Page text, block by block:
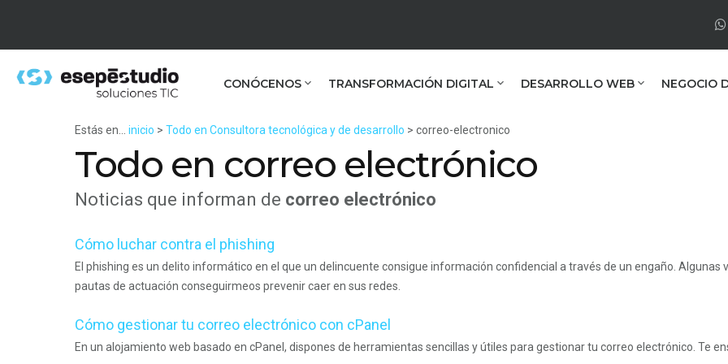
CONÓCENOS TRANSFORMACIÓN DIGITAL DESARROLLO WEB NEGOCIO
Estás en... inicio > Todo en Consultora tecnológica y de desarrollo > correo-electronico
Todo en correo electrónico
Noticias que informan de correo electrónico
Cómo luchar contra el phishing
El phishing es un delito informático en el que un delincuente consigue información confidencial a través de un engaño.
pautas de actuación conseguirmeos prevenir caer en sus redes.
Cómo gestionar tu correo electrónico con cPanel
En un alojamiento web basado en cPanel, dispones de herramientas sencillas y útiles para gestionar tu correo electrónico. Te